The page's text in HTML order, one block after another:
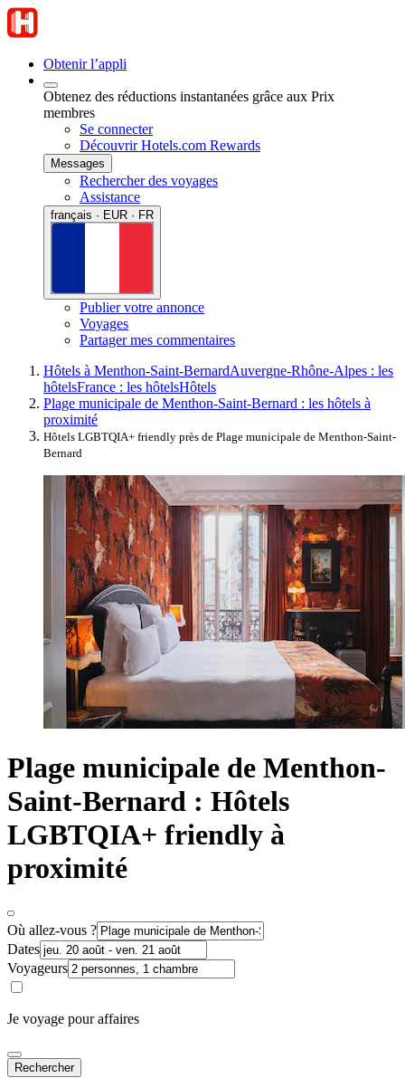
Obtenir l’appli
Obtenez des réductions instantanées grâce aux Prix
membres
Se connecter
Découvrir Hotels.com Rewards
Messages
Rechercher des voyages
Assistance
français · EUR · FR
Publier votre annonce
Voyages
Partager mes commentaires
Hôtels à Menthon-Saint-BernardAuvergne-Rhône-Alpes : les
hôtelsFrance : les hôtelsHôtels
Plage municipale de Menthon-Saint-Bernard : les hôtels à
proximité
Hôtels LGBTQIA+ friendly près de Plage municipale de Menthon-Saint-
Bernard
Plage municipale de Menthon-
Saint-Bernard : Hôtels
LGBTQIA+ friendly à
proximité
Où allez-vous ?
Dates
Voyageurs
Je voyage pour affaires
Rechercher